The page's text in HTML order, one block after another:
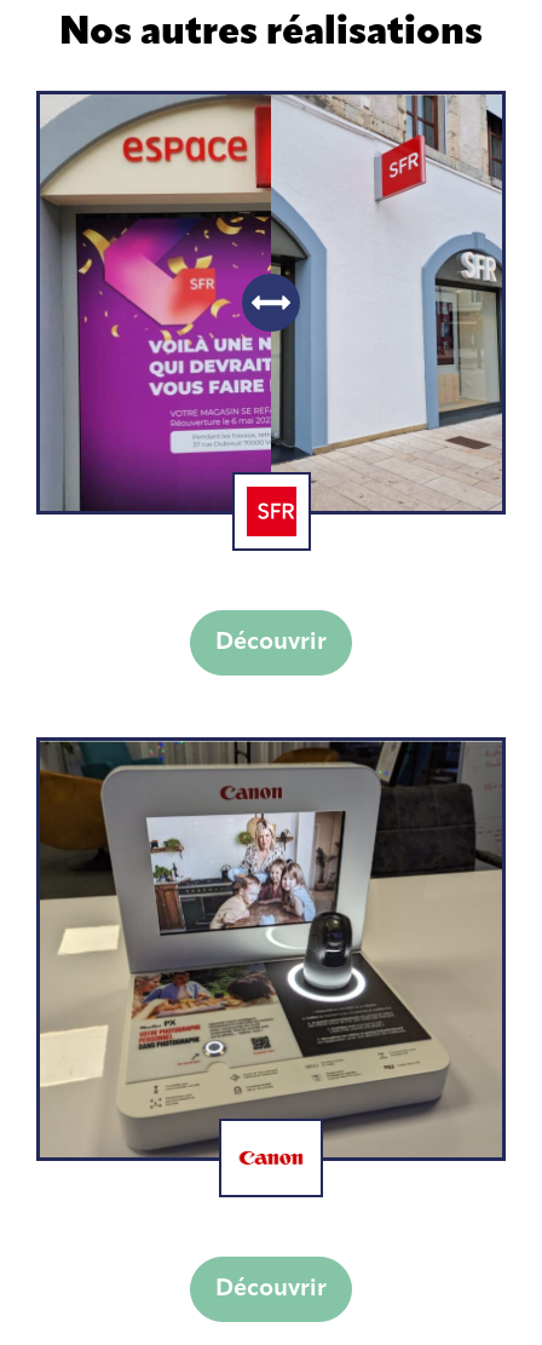
Nos autres réalisations
Découvrir
Découvrir